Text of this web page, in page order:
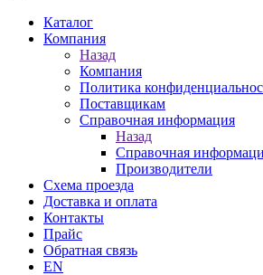
Каталог
Компания
Назад
Компания
Политика
Поставщикам
Справочная информация
Назад
Справочная
Производители
Схема проезда
Доставка и оплата
Контакты
Прайс
Обратная связь
EN